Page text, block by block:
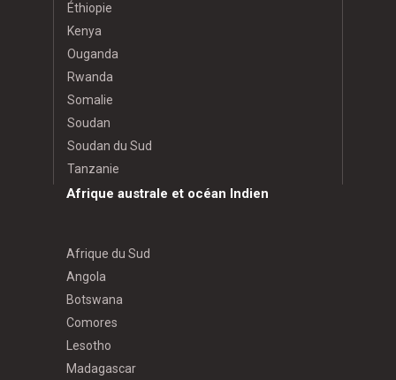
Éthiopie
Kenya
Ouganda
Rwanda
Somalie
Soudan
Soudan du Sud
Tanzanie
Afrique australe et océan Indien
Afrique du Sud
Angola
Botswana
Comores
Lesotho
Madagascar